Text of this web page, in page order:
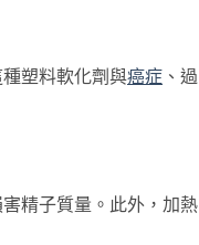
塑料軟化劑與癌症 、過
精子質量。此外，加熱